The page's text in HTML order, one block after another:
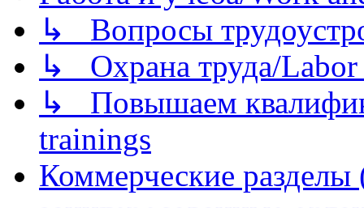
↳ Вопросы
↳ Охрана труда/Labor
↳ Повышаем
trainings
Коммерческие